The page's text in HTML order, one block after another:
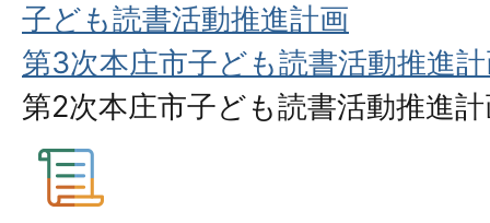
子ども読書活動推進計画
第3次本庄市子ども読書活動推進
第2次本庄市子ども読書活動推進